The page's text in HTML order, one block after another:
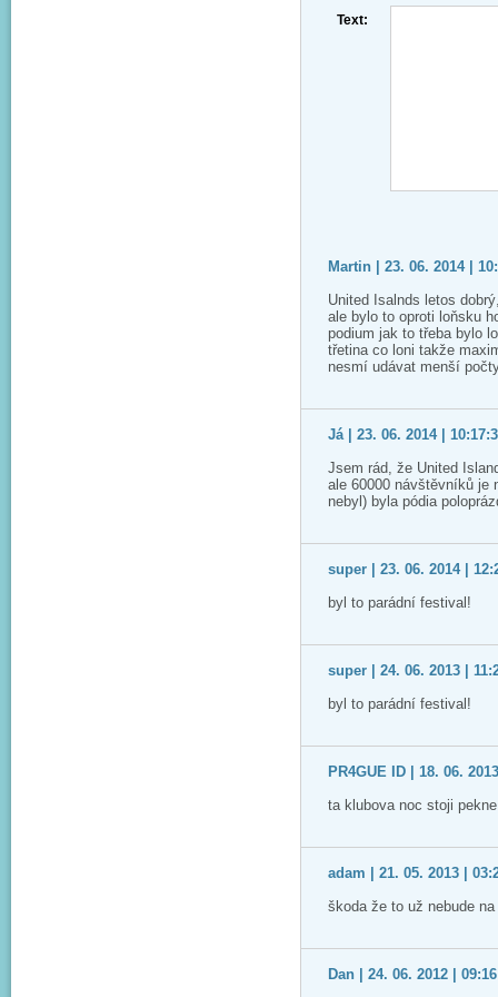
Text:
Martin | 23. 06. 2014 |
United Isalnds letos
ale bylo to oproti loňsku
podium jak to třeba bylo
třetina co loni takže
nesmí udávat menší
Já | 23. 06. 2014 |
Jsem rád, že United
ale 60000 návštěvníků je
nebyl) byla pódia
super | 23. 06. 2014 |
byl to parádní festival!
super | 24. 06. 2013 |
byl to parádní festival!
PR4GUE ID | 18. 06.
ta klubova noc stoji
adam | 21. 05. 2013 |
škoda že to už nebude
Dan | 24. 06. 2012 |